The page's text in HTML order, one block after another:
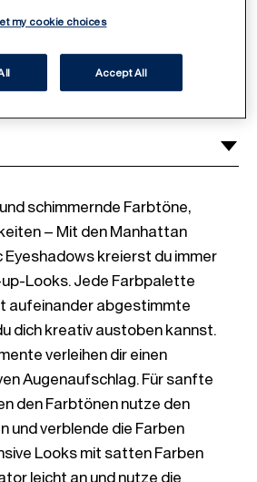
ITEM 01 (CURRENT SLIDE)
ITEM 02
ITEM 03ITEM 04
schimmernde Farbtöne,
– Mit den Manhattan
Eyeshadows kreierst du immer
Looks. Jede Farbpalette
aufeinander abgestimmte
dich kreativ austoben kannst.
verleihen dir einen
Augenaufschlag. Für sanfte
den Farbtönen nutze den
und verblende die Farben
Looks mit satten Farben
leicht an und nutze die
my cookie choices
Accept All